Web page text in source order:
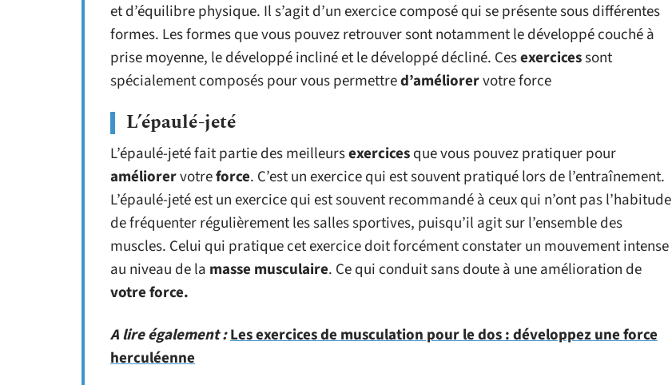
et d’équilibre physique. Il s’agit d’un exercice composé qui se présente sous différentes
formes. Les formes que vous pouvez retrouver sont notamment le développé couché à
prise moyenne, le développé incliné et le développé décliné. Cesexercicessont
spécialement composés pour vous permettred’améliorervotre force
L’épaulé-jeté
L’épaulé-jeté fait partie des meilleursexercicesque vous pouvez pratiquer pour
améliorervotreforce. C’est un exercice qui est souvent pratiqué lors de l’entraînement.
L’épaulé-jeté est un exercice qui est souvent recommandé à ceux qui n’ont pas l’habitude
de fréquenter régulièrement les salles sportives, puisqu’il agit sur l’ensemble des
muscles. Celui qui pratique cet exercice doit forcément constater un mouvement intense
au niveau de la masse musculaire. Ce qui conduit sans doute à une amélioration de
votre force.
A lire également :Les exercices de musculation pour le dos : développez une force
herculéenne